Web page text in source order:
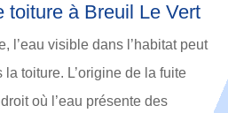
toiture à Breuil Le Vert
l’eau visible dans l’habitat peut
toiture. L’origine de la fuite
où l’eau présente des